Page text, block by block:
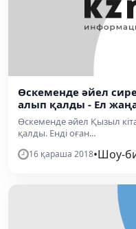
Өскеменде әйел
алып қалды - Ел
Өскеменде әйел Қызыл
қалды. Енді оған...
16 қараша 2018•Шоу-